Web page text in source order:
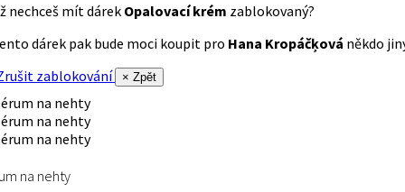
nechceš mít dárek Opalovací krém zablokovaný?
dárek pak bude moci koupit pro Hana Kropáčķová někdo
zablokování
× Zpět
na nehty